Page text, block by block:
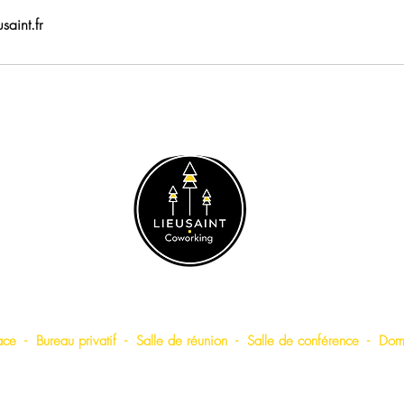
- Bureau privatif- Salle de réunion- Salle de conférence -